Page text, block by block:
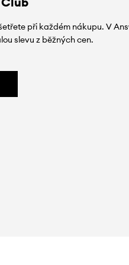
při každém nákupu. V
slevu z běžných cen.